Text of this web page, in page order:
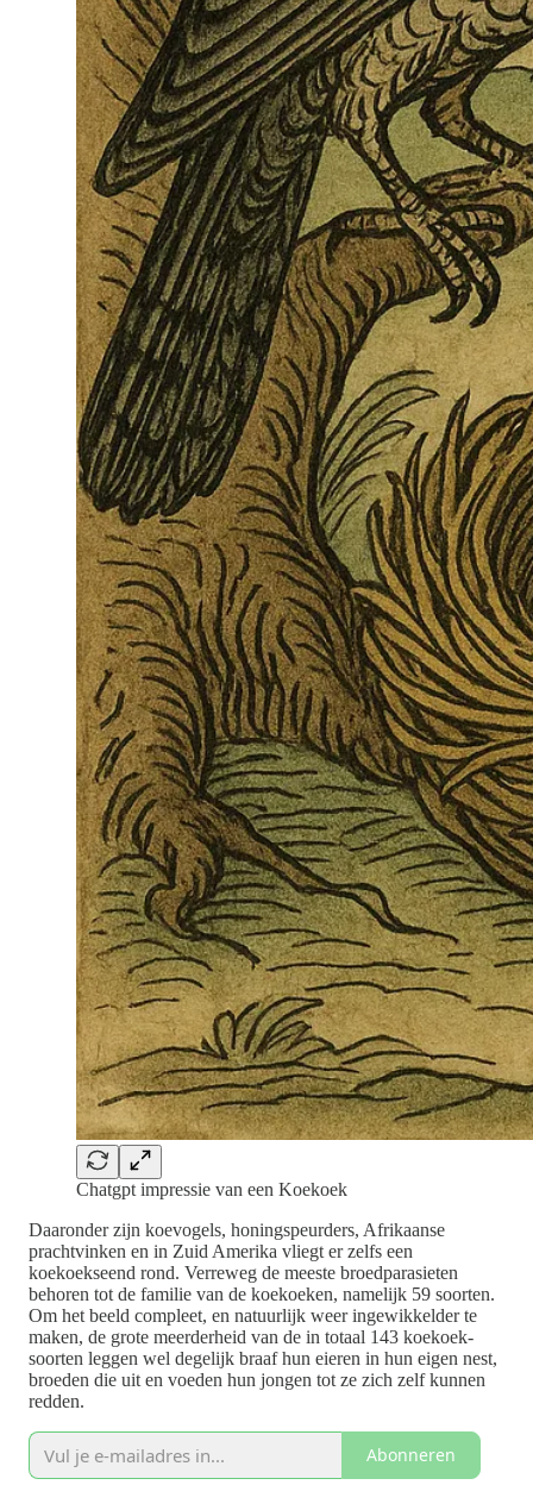
Chatgpt impressie van een Koekoek
Daaronder zijn koevogels, honingspeurders, Afrikaanse
prachtvinken en in Zuid Amerika vliegt er zelfs een
koekoekseend rond. Verreweg de meeste broedparasieten
behoren tot de familie van de koekoeken, namelijk 59 soorten.
Om het beeld compleet, en natuurlijk weer ingewikkelder te
maken, de grote meerderheid van de in totaal 143 koekoek-
soorten leggen wel degelijk braaf hun eieren in hun eigen nest,
broeden die uit en voeden hun jongen tot ze zich zelf kunnen
redden.
Abonneren